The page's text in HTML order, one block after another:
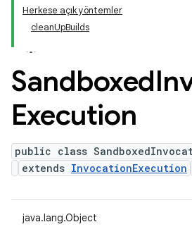
Herkese açık yöntemler
cleanUpBuilds
Sandboxed
Execution
public class
extends InvocationExecution
java.lang.Object